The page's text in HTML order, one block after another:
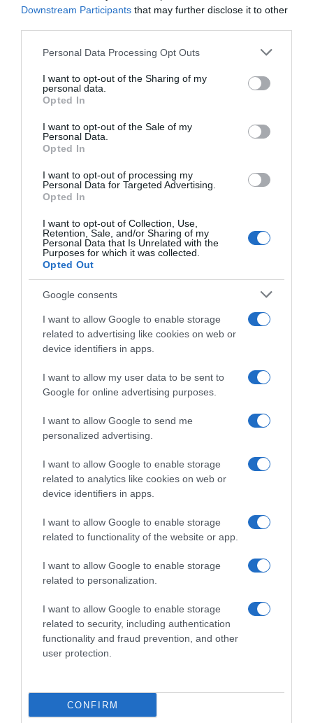
Downstream Participants that may further disclose it to other
Please note that this website/app uses one or more Google
not limited to your visit or usage behaviour. You may click to
grant or deny consent to Google and its third-party tags to
use your data for below specified purposes in below Google
consent section.
Personal Data Processing Opt Outs
I want to opt-out of the Sharing of my
personal data.
Opted In
I want to opt-out of the Sale of my
Personal Data.
Opted In
I want to opt-out of processing my
Personal Data for Targeted Advertising.
Opted In
I want to opt-out of Collection, Use,
Retention, Sale, and/or Sharing of my
Personal Data that Is Unrelated with the
Purposes for which it was collected.
Opted Out
Google consents
I want to allow Google to enable storage
related to advertising like cookies on web or
device identifiers in apps.
I want to allow my user data to be sent to
Google for online advertising purposes.
I want to allow Google to send me
personalized advertising.
I want to allow Google to enable storage
related to analytics like cookies on web or
device identifiers in apps.
I want to allow Google to enable storage
related to functionality of the website or app.
I want to allow Google to enable storage
related to personalization.
I want to allow Google to enable storage
related to security, including authentication
functionality and fraud prevention, and other
user protection.
CONFIRM
τις ανάγκες της αγοράς αποτελούν βασικές
προϋποθέσεις ώστε η χώρα να αξιοποιήσει
πλήρως το συγκριτικό της πλεονέκτημα στον
τουρισμό και τη φιλοξενία.
πηγή στην Google
Ειδήσεις σήμερα
To Ιράν θα διατηρήσει τον αποκλεισμό των
Στενών του Ορμούζ έως ότου οι ΗΠΑ
αποδεχθούν “όλους” τους όρους της
Ιός Δυτικού Νείλου: Έξι θάνατοι τις
τελευταίες ημέρες – Στην Αττική τα
περισσότερα κρούσματα
ΠΑΣΟΚ: Η «Εστία» ανάλωσε τη μισή ύλη
επαναλάβει το φαντασιόπληκτο ρεπορτάζ
της
Χανιά: Νεαρός Παλαιστίνιος κλείδωσε
ανήλικη στο σπίτι του – Την έσωσαν οι
φωνές της
και μάθετε πρώτοι όλες τις ειδήσεις
Share Tweet
ΕΡΓΑΣΙΑ ΤΟΥΡΙΣΜΟΣ
ΔΙΑΦΗΜΙΣΗ